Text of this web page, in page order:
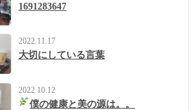
1691283647
2022.11.17
大切にしている言葉
2022.10.12
僕の健康と美の源は。。